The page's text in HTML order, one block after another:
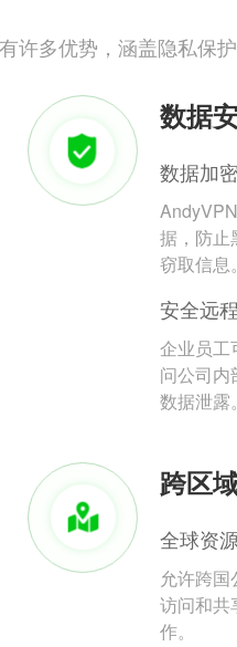
许多优势，涵盖隐私保
数据
数据加
据，防止
窃取信息。
安全远
企业员工
问公司内
数据泄露。
跨区
全球资
允许跨
访问和共
作。